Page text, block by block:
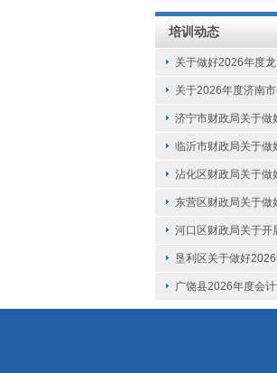
培训动态
关于做好2026年度
关于2026年度济南
济宁市财政局关于做
临沂市财政局关于做
沾化区财政局关于做
东营区财政局关于做
河口区财政局关于开
垦利区关于做好
广饶县2026年度会